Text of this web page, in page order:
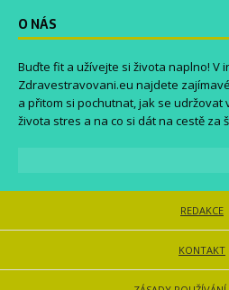
O NÁS
Buďte fit a užívejte si života naplno! V
Zdravestravovani.eu najdete
a přitom si pochutnat, jak se udržovat
života stres a na co si dát na cestě za
REDAKCE
KONTAKT